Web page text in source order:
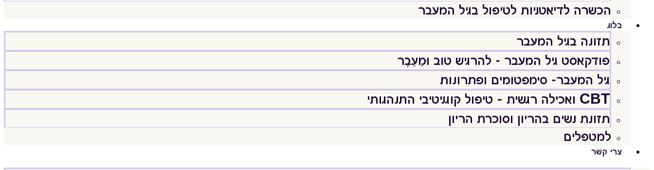
הכשרה לדיאטניות לטיפול בגיל המעבר
בלוג
תזונה בגיל המעבר
פודקאסט גיל המעבר - להרגיש טוב וּמֵעֵבֶר
גיל המעבר- סימפטומים ופתרונות
CBT ואכילה רגשית – טיפול קוגניטיבי התנהגותי
תזונת נשים בהריון וסוכרת הריון
למטפלים
צרי קשר